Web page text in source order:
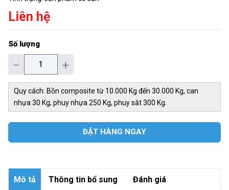
Liên hệ
Số lượng
− +
Quy cách: Bồn composite từ 10.000 Kg đến 30.000 Kg, can
nhựa 30 Kg, phuy nhựa 250 Kg, phuy sắt 300 Kg.
ĐẶT HÀNG NGAY
Mô tả Thông tin bổ sung Đánh giá